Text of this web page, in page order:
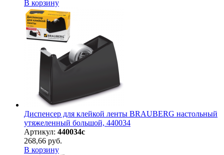
В корзину
Диспенсер для клейкой ленты BRAUBERG настольный
утяжеленный большой, 440034
Артикул: 440034с
268,66 руб.
В корзину